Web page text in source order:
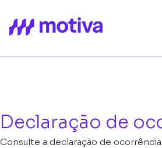
Declaração de
Consulte a declaração de